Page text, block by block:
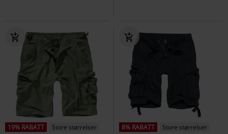
19% RABATT
Store størrelser
8% RABATT
Store størrelser